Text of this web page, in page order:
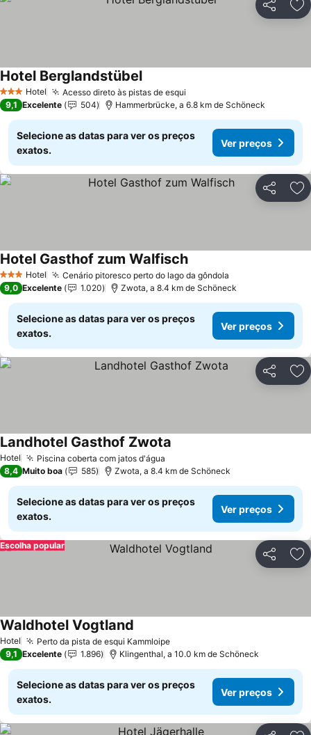
Partilhar
3 EstrelasHotel Acesso direto às pistas de esqui
Hotel BerglandstübelVer preços
9,1 Excelente 504 Hammerbrücke, a 6.8 km de Schöneck
Selecione as datas para ver os preços
exatos.
Ver preços
Partilhar
3 EstrelasHotel Cenário pitoresco perto do lago da gôndola
Hotel Gasthof zum WalfischVer preços
9,0 Excelente 1.020 Zwota, a 8.4 km de Schöneck
Selecione as datas para ver os preços
exatos.
Ver preços
Partilhar
Hotel Piscina coberta com jatos d'água
Landhotel Gasthof Zwota
8,4 Muito boa 585 Zwota, a 8.4 km de Schöneck
Selecione as datas para ver os preços
exatos.
Ver preços
Partilhar
Escolha popular
Hotel Perto da pista de esqui KammloipeVer preços
Waldhotel Vogtland
9,1 Excelente 1.896 Klingenthal, a 10.0 km de Schöneck
Selecione as datas para ver os preços
exatos.
Ver preços